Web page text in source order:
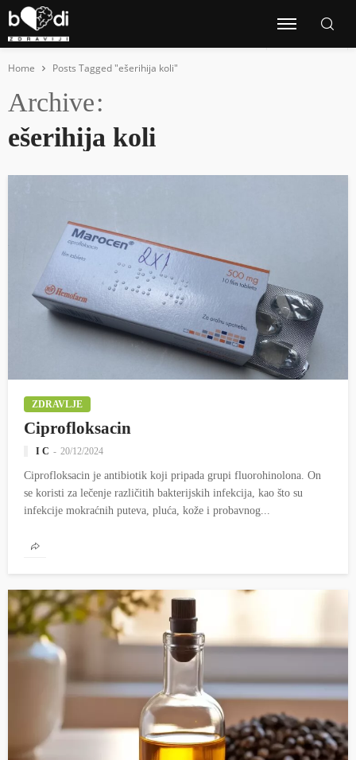
Home Posts Tagged "ešerihija koli"
Archive
ešerihija koli
ZDRAVLJE
Ciprofloksacin
I C 20/12/2024
Ciprofloksacin je antibiotik koji pripada grupi fluorohinolona. On
se koristi za lečenje različitih bakterijskih infekcija, kao što su
infekcije mokraćnih puteva, pluća, kože i probavnog...